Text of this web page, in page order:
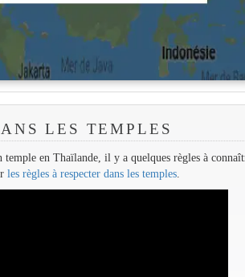
LES TEMPLES
en Thaïlande, il y a quelques règles à
les règles à respecter dans les temples.